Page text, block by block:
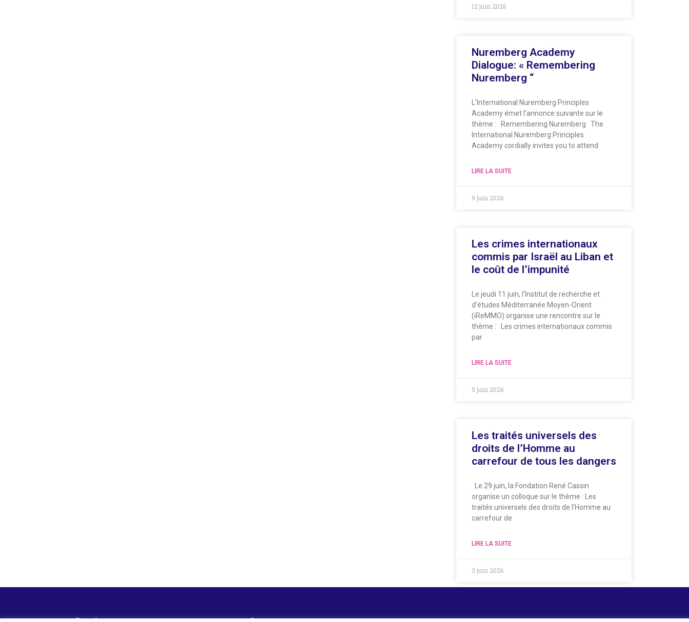
12 juin 2026
Nuremberg Academy
Dialogue: « Remembering
Nuremberg “
L’International Nuremberg Principles
Academy émet l’annonce suivante sur le
thème : Remembering Nuremberg The
International Nuremberg Principles
Academy cordially invites you to attend
LIRE LA SUITE
9 juin 2026
Les crimes internationaux
commis par Israël au Liban et
le coût de l’impunité
Le jeudi 11 juin, l’Institut de recherche et
d’études Méditerranée Moyen-Orient
(iReMMO) organise une rencontre sur le
thème : Les crimes internationaux commis
par
LIRE LA SUITE
5 juin 2026
Les traités universels des
droits de l’Homme au
carrefour de tous les dangers
Le 29 juin, la Fondation René Cassin
organise un colloque sur le thème : Les
traités universels des droits de l’Homme au
carrefour de
LIRE LA SUITE
3 juin 2026